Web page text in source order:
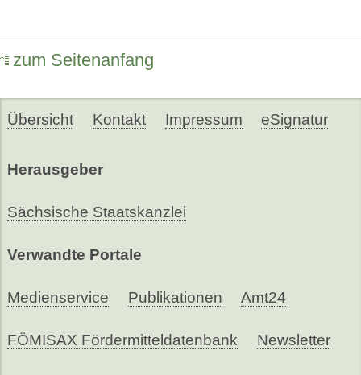
zum Seitenanfang
Übersicht Kontakt Impressum eSignatur
Herausgeber
Sächsische Staatskanzlei
Verwandte Portale
Medienservice Publikationen Amt24
FÖMISAX Fördermitteldatenbank Newsletter